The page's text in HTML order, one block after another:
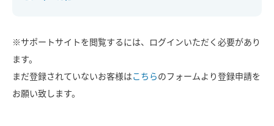
※サポートサイトを閲覧するには、ログインいただく必要があり
ます。
まだ登録されていないお客様はこちらのフォームより登録申請を
お願い致します。